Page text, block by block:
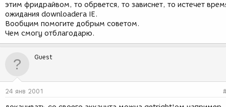
этим фридрайвом, то обрвется, то зависнет, то истечет
ожидания downloadera IE.
Вообщим помогите добрым советом.
Чем смогу отблагодарю.
Guest
24 янв 2001